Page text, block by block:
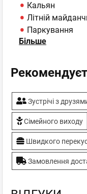
Кальян
Літній
Паркування
ТБ-плазми
Більше
Зустрічі з
Сімейного виходу
Швидкого
Замовлення